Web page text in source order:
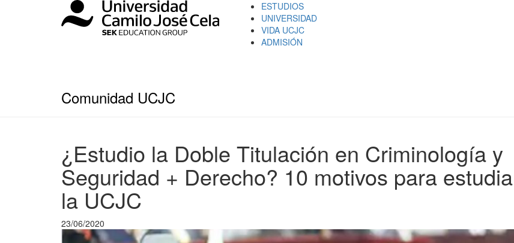
ESTUDIOS
UNIVERSIDAD
VIDA UCJC
ADMISIÓN
Comunidad UCJC
¿Estudio la Doble Titulación en Criminología y
Seguridad + Derecho? 10 motivos para
la UCJC
23/06/2020